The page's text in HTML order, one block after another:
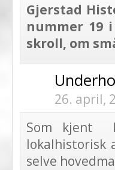
Gjerstad
nummer 19
skroll, om
26. april,
Som kjent
lokalhistorisk
selve